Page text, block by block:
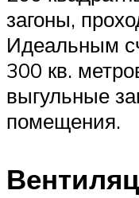
загоны,
Идеальным
300 кв.
выгульные
помещения.